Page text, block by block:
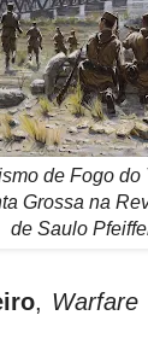
de Fogo do
Grossa na
de Saulo
, Warfare